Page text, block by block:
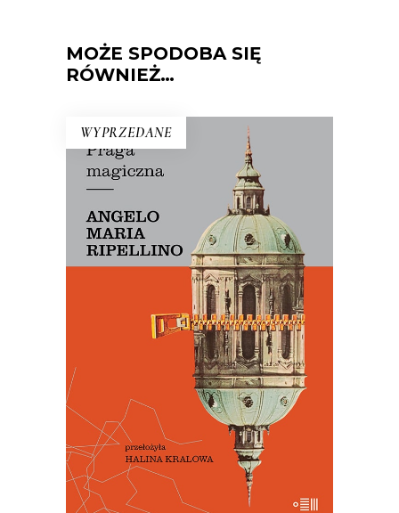
MOŻE SPODOBA SIĘ
RÓWNIEŻ…
WYPRZEDANE
E-BOOK DO KOSZYKA
PRAGA MAGICZNA
Oto – jak mówi Mariusz Szczygieł –
biblia kultury czeskiej. Dla miłośników
Pragi i czeskiej kultury – lektura
niezbędna.
29.50zł